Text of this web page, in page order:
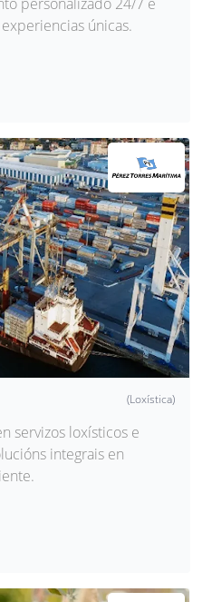
únicas.
(Loxística)
servizos loxísticos e
integrais en